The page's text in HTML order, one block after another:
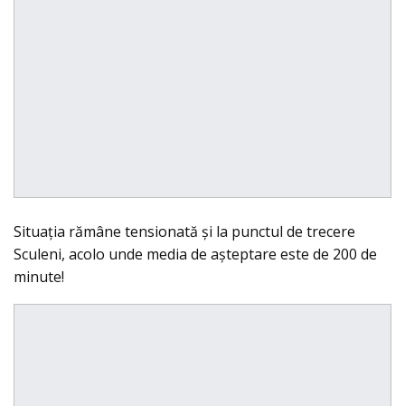
Situaţia rămâne tensionată şi la punctul de trecere
Sculeni, acolo unde media de aşteptare este de 200 de
minute!